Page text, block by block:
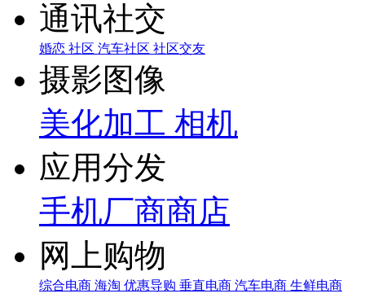
通讯社交
婚恋 社区 汽车社区 社区交友
摄影图像
美化加工 相机
应用分发
手机厂商商店
网上购物
综合电商 海淘 优惠导购 垂直电商 汽车电商 生鲜电商